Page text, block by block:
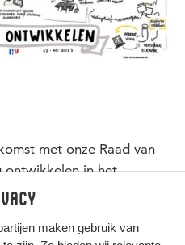
maken gebruik van
met onze Raad van
ontwikkelen in het